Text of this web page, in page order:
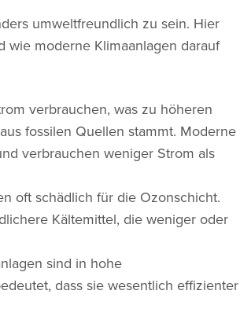
umweltfreundlich zu sein. Hier
wie moderne Klimaanlagen darauf
verbrauchen, was zu höheren
fossilen Quellen stammt. Moderne
verbrauchen weniger Strom als
oft schädlich für die Ozonschicht.
Kältemittel, die weniger oder
sind in hohe
dass sie wesentlich effizienter